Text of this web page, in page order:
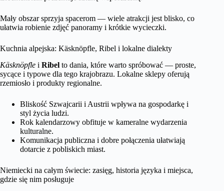
Mały obszar sprzyja spacerom — wiele atrakcji jest blisko, co
ułatwia robienie zdjęć panoramy i krótkie wycieczki.
Kuchnia alpejska: Käsknöpfle, Ribel i lokalne dialekty
Käsknöpfle i Ribel to dania, które warto spróbować — proste,
sycące i typowe dla tego krajobrazu. Lokalne sklepy oferują
rzemiosło i produkty regionalne.
Bliskość Szwajcarii i Austrii wpływa na gospodarkę i
styl życia ludzi.
Rok kalendarzowy obfituje w kameralne wydarzenia
kulturalne.
Komunikacja publiczna i dobre połączenia ułatwiają
dotarcie z pobliskich miast.
Niemiecki na całym świecie: zasięg, historia języka i miejsca,
gdzie się nim posługuje